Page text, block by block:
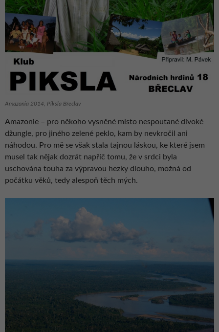
Amazonia 2014, Piksla Břeclav
Amazonie – pro někoho vysněné místo nespoutané divoké
džungle, pro jiného zelené peklo, kam by nevkročil ani
náhodou. Pro mě se však stala tajnou láskou, ke které jsem
musel tak nějak dozrát napříč tomu, že v srdci byla
uschována touha za výpravou hezky dlouho, možná od
počátku věků, tedy alespoň těch mých.